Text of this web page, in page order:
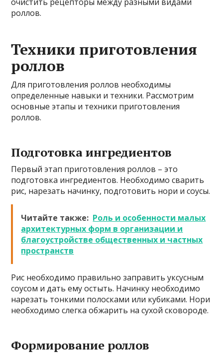
роллов.
Техники приготовления
роллов
Для приготовления роллов необходимы
определенные навыки и техники. Рассмотрим
основные этапы и техники приготовления
роллов.
Подготовка ингредиентов
Первый этап приготовления роллов – это
подготовка ингредиентов. Необходимо сварить
рис, нарезать начинку, подготовить нори и соусы.
Читайте также: Роль и особенности малых
архитектурных форм в организации и
благоустройстве общественных и частных
пространств
Рис необходимо правильно заправить уксусным
соусом и дать ему остыть. Начинку необходимо
нарезать тонкими полосками или кубиками. Нори
необходимо слегка обжарить на сухой сковороде.
Формирование роллов